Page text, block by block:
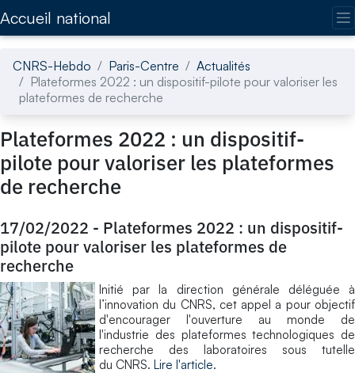
Accueil national
CNRS-Hebdo Paris-Centre
Actualités
Plateformes 2022 : un dispositif-pilote pour valoriser les
plateformes de recherche
Plateformes 2022 : un dispositif-
pilote pour valoriser les plateformes
de recherche
17/02/2022 - Plateformes 2022 : un dispositif-
pilote pour valoriser les plateformes de
recherche
Initié par la direction générale déléguée à
l’innovation du CNRS, cet appel a pour objectif
d'encourager l'ouverture au monde de
l'industrie des plateformes technologiques de
recherche des laboratoires sous tutelle
du CNRS. Lire l'article.